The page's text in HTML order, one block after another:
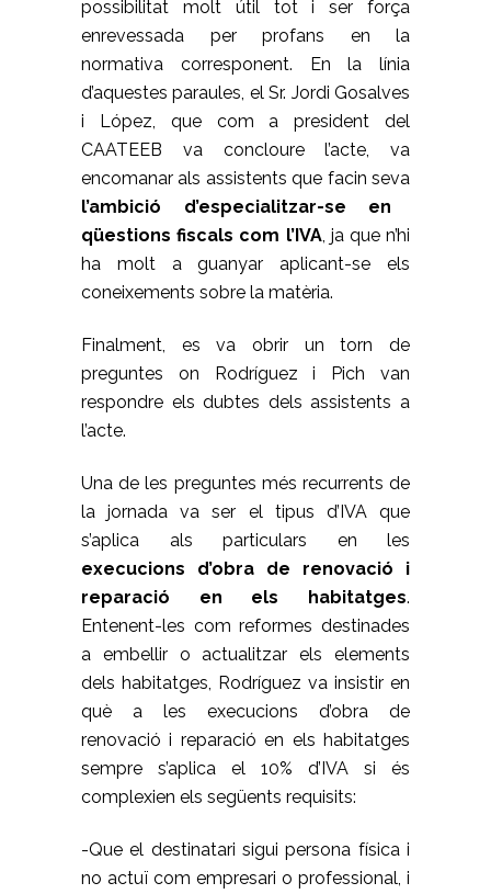
possibilitat molt útil tot i ser força
enrevessada per profans en la
normativa corresponent. En la línia
d’aquestes paraules, el Sr. Jordi Gosalves
i López, que com a president del
CAATEEB va concloure l’acte, va
encomanar als assistents que facin seva
l’ambició d’especialitzar-se en
qüestions fiscals com l’IVA, ja que n’hi
ha molt a guanyar aplicant-se els
coneixements sobre la matèria.
Finalment, es va obrir un torn de
preguntes on Rodríguez i Pich van
respondre els dubtes dels assistents a
l’acte.
Una de les preguntes més recurrents de
la jornada va ser el tipus d’IVA que
s’aplica als particulars en les
execucions d’obra de renovació i
reparació en els habitatges.
Entenent-les com reformes destinades
a embellir o actualitzar els elements
dels habitatges, Rodríguez va insistir en
què a les execucions d’obra de
renovació i reparació en els habitatges
sempre s’aplica el 10% d’IVA si és
complexien els següents requisits:
-Que el destinatari sigui persona física i
no actuï com empresari o professional, i